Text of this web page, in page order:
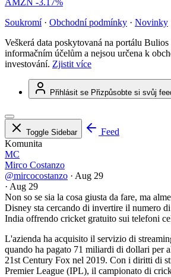
AMZN -3.17%
Soukromí · Obchodní podmínky · Novinky
Veškerá data poskytovaná na portálu
informačním účelům a nejsou určena k
investování. Zjistit více
Přihlásit se Přizpůsobte si svůj
Toggle Sidebar
Feed
Komunita
MC
Mirco Costanzo
@mircocostanzo · Aug 29
· Aug 29
Non so se sia la cosa giusta da fare, ma
Disney sta cercando di invertire il numero
India offrendo cricket gratuito sui telefoni
L'azienda ha acquisito il servizio di
quando ha pagato 71 miliardi di dollari per
21st Century Fox nel 2019. Con i diritti di
Premier League (IPL), il campionato di